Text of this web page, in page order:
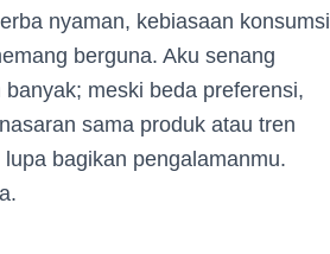
nyaman, kebiasaan konsumsi
berguna. Aku senang
meski beda preferensi,
sama produk atau tren
bagikan pengalamanmu.